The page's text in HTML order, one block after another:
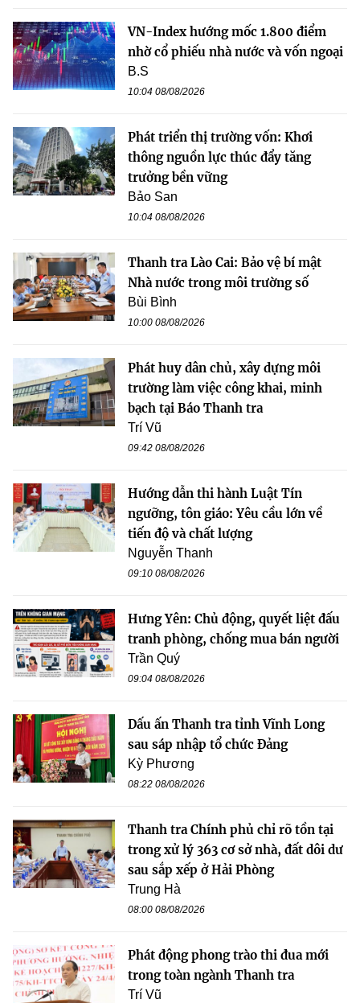
VN-Index hướng mốc 1.800 điểm
nhờ cổ phiếu nhà nước và vốn ngoại
B.S
10:04 08/08/2026
Phát triển thị trường vốn: Khơi
thông nguồn lực thúc đẩy tăng
trưởng bền vững
Bảo San
10:04 08/08/2026
Thanh tra Lào Cai: Bảo vệ bí mật
Nhà nước trong môi trường số
Bùi Bình
10:00 08/08/2026
Phát huy dân chủ, xây dựng môi
trường làm việc công khai, minh
bạch tại Báo Thanh tra
Trí Vũ
09:42 08/08/2026
Hướng dẫn thi hành Luật Tín
ngưỡng, tôn giáo: Yêu cầu lớn về
tiến độ và chất lượng
Nguyễn Thanh
09:10 08/08/2026
Hưng Yên: Chủ động, quyết liệt đấu
tranh phòng, chống mua bán người
Trần Quý
09:04 08/08/2026
Dấu ấn Thanh tra tỉnh Vĩnh Long
sau sáp nhập tổ chức Đảng
Kỳ Phương
08:22 08/08/2026
Thanh tra Chính phủ chỉ rõ tồn tại
trong xử lý 363 cơ sở nhà, đất dôi dư
sau sắp xếp ở Hải Phòng
Trung Hà
08:00 08/08/2026
Phát động phong trào thi đua mới
trong toàn ngành Thanh tra
Trí Vũ